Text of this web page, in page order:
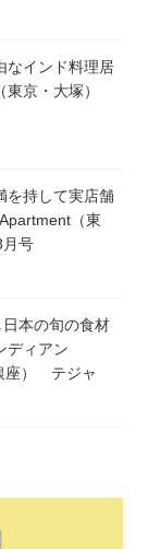
なインド料理居
東京・大塚）
を持して実店舗
（東
号
日本の旬の食材
ディアン
座） テジャ